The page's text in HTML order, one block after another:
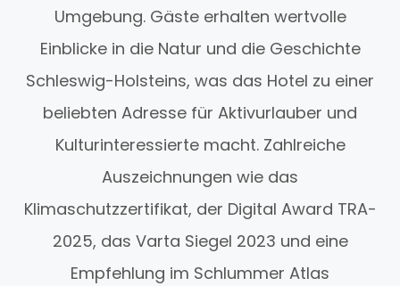
Umgebung. Gäste erhalten wertvolle
Einblicke in die Natur und die Geschichte
Schleswig-Holsteins, was das Hotel zu einer
beliebten Adresse für Aktivurlauber und
Kulturinteressierte macht. Zahlreiche
Auszeichnungen wie das
Klimaschutzzertifikat, der Digital Award TRA-
2025, das Varta Siegel 2023 und eine
Empfehlung im Schlummer Atlas